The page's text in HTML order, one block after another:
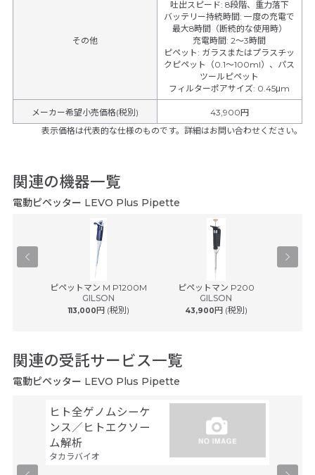
その他
吐出スピード: 8段階、重力落下
バッテリー持続時間:一度の充電で
最大8時間（断続的な使用時）
充電時間:2～3時間
ピペット: ガラスまたはプラスチッ
クピペット（0.1～100ml）、パス
ツールピペット
フィルターポアサイズ: 0.45μm
メーカー希望小売価格(税別)
43,900円
表示価格は代表的な仕様のものです。詳細はお問い合わせください。
関連の機器一覧
電動ピペッター LEVO Plus Pipette
ピペットマン M P1200M
GILSON
113,000円 (税別)
ピペットマン P200
GILSON
43,900円 (税別)
関連の受託サービス一覧
電動ピペッター LEVO Plus Pipette
ヒト全ゲノムシーケ
ンス／ヒトエクソー
ム解析
タカラバイオ